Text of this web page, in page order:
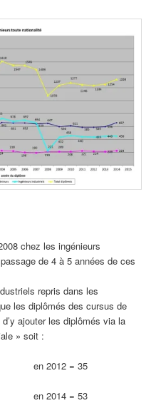
chez les ingénieurs
de 4 à 5 années de ces
repris dans les
les diplômés des cursus de
ajouter les diplômés via la
» soit :
2012 = 35
2014 = 53